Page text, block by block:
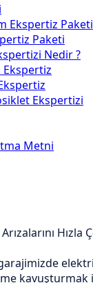
Ekspertiz Paketi
Paketi
Nedir ?
Ekspertiz
Ekspertizi
Metni